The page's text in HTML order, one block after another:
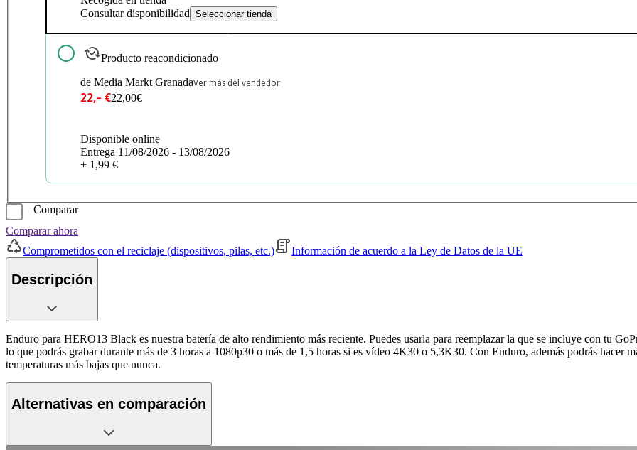
Consultar disponibilidad Seleccionar tienda
Producto reacondicionado
de Media Markt GranadaVer más del vendedor
22,– €22,00€
Disponible online
Entrega 11/08/2026 - 13/08/2026
+ 1,99 €
Comparar
Comparar ahora
Comprometidos con el reciclaje (dispositivos, pilas, etc.)
Información de acuerdo a la Ley de Datos de la UE
Descripción
Enduro para HERO13 Black es nuestra batería de alto rendimiento más reciente. Puedes usarla para reemplazar la que se incluye con tu
lo que podrás grabar durante más de 3 horas a 1080p30 o más de 1,5 horas si es vídeo 4K30 o 5,3K30. Con Enduro, además podrás hacer
temperaturas más bajas que nunca.
Alternativas en comparación